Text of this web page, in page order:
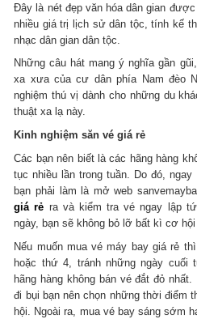
Đây là nét đẹp văn hóa dân gian
nhiều giá trị lịch sử dân tộc, tính kế
nhạc dân gian dân tộc.
Những câu hát mang ý nghĩa gần
xa xưa của cư dân phía Nam đèo
nghiệm thú vị dành cho những du
thuật xa lạ này.
Kinh nghiệm săn vé giá rẻ
Các bạn nên biết là các hãng hàng
tục nhiều lần trong tuần. Do đó,
bạn phải làm là mở web
giá rẻ ra và kiểm tra vé ngay lập
ngày, bạn sẽ không bỏ lỡ bất kì cơ
Nếu muốn mua vé máy bay giá rẻ
hoặc thứ 4, tránh những ngày cuối
hãng hàng không bán vé đắt đỏ
đi bụi bạn nên chọn những thời điểm
hội. Ngoài ra, mua vé bay sáng sớm